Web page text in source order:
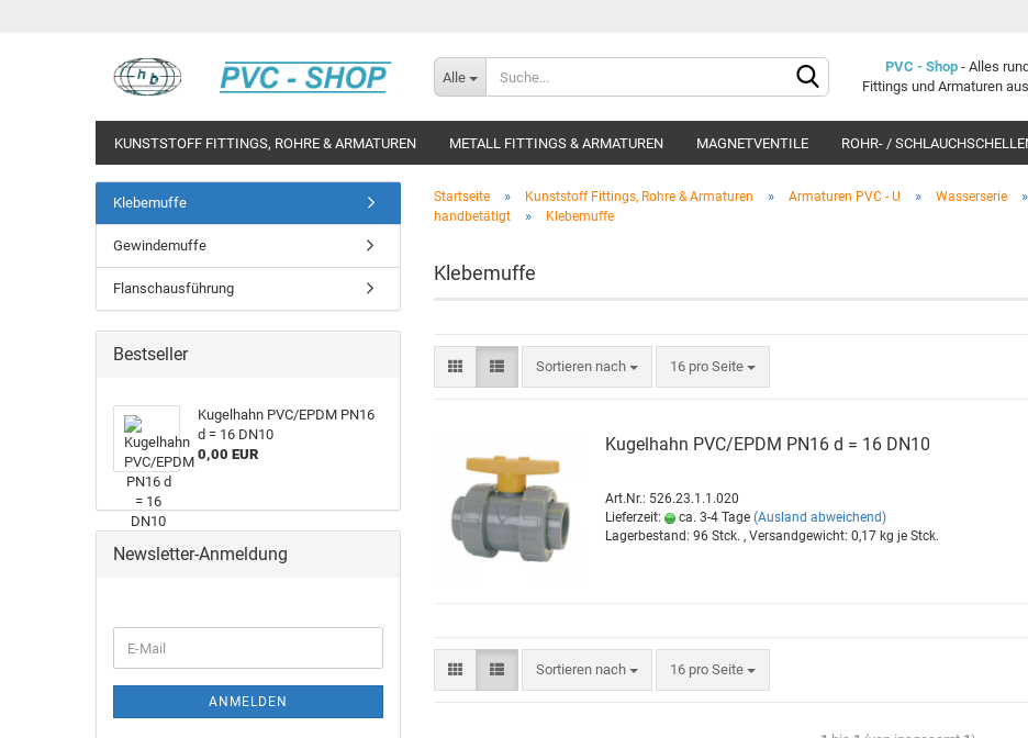
Lieferland
Alle
PVC - Shop- Alles
Fittings und Armaturen
KUNSTSTOFF FITTINGS, ROHRE & ARMATUREN METALL FITTINGS & ARMATUREN MAGNETVENTILE ROHR- /
Startseite » Kunststoff Fittings, Rohre & Armaturen » Armaturen PVC - U » Wasserserie »
handbetätigt » Klebemuffe
Klebemuffe
Sortieren nach 16 pro Seite
Ku­gel­hahn PVC/EPDM PN16 d = 16 DN10
Art.Nr.: 526.23.1.1.020
Lieferzeit:
ca. 3-4 Tage (Ausland abweichend)
Lagerbestand: 96 Stck. , Versandgewicht: 0,17kg je Stck.
Sortieren nach 16 pro Seite
Klebemuffe
Gewindemuffe
Flanschausführung
Bestseller
Ku­gel­hahn PVC/EPDM PN16
d = 16 DN10
0,00 EUR
Newsletter-Anmeldung
ANMELDEN